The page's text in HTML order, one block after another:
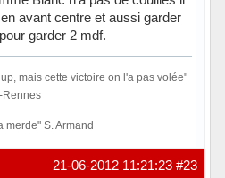
avant centre et aussi garder
garder 2 mdf.
mais cette victoire on l'a pas volée"
Rennes
merde" S. Armand
#23
21-06-2012 11:21:23